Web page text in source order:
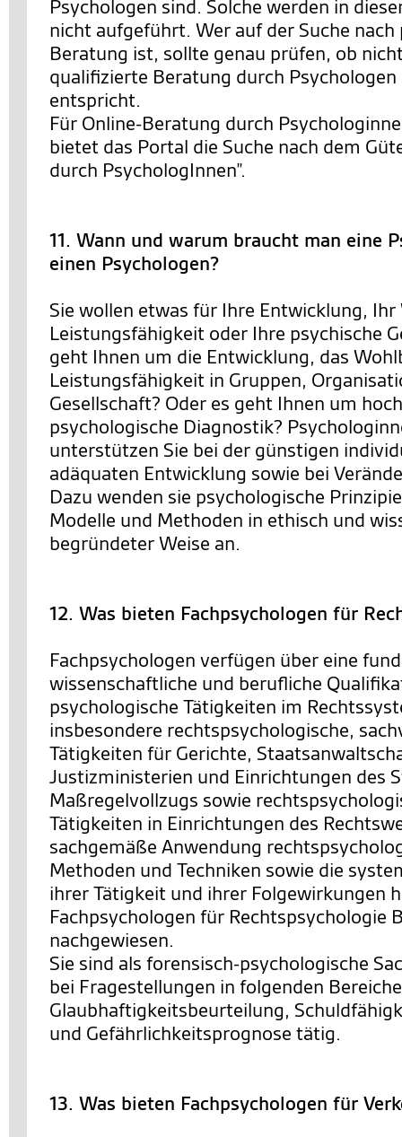
Psychologen sind. Solche werden in
nicht aufgeführt. Wer auf der Suche
Beratung ist, sollte genau prüfen, ob
qualifizierte Beratung durch
entspricht.
Für Online-Beratung durch
bietet das Portal die Suche nach dem
durch PsychologInnen”.
11. Wann und warum braucht man eine
einen Psychologen?
Sie wollen etwas für Ihre Entwicklung,
Leistungsfähigkeit oder Ihre psychische
geht Ihnen um die Entwicklung, das
Leistungsfähigkeit in Gruppen,
Gesellschaft? Oder es geht Ihnen um
psychologische Diagnostik?
unterstützen Sie bei der günstigen
adäquaten Entwicklung sowie bei
Dazu wenden sie psychologische
Modelle und Methoden in ethisch und
begründeter Weise an.
12. Was bieten Fachpsychologen für
Fachpsychologen verfügen über eine
wissenschaftliche und berufliche
psychologische Tätigkeiten im
insbesondere rechtspsychologische,
Tätigkeiten für Gerichte,
Justizministerien und Einrichtungen des
Maßregelvollzugs sowie
Tätigkeiten in Einrichtungen des
sachgemäße Anwendung
Methoden und Techniken sowie die
ihrer Tätigkeit und ihrer Folgewirkungen
Fachpsychologen für Rechtspsychologie
nachgewiesen.
Sie sind als forensisch-psychologische
bei Fragestellungen in folgenden
Glaubhaftigkeitsbeurteilung,
und Gefährlichkeitsprognose tätig.
13. Was bieten Fachpsychologen für